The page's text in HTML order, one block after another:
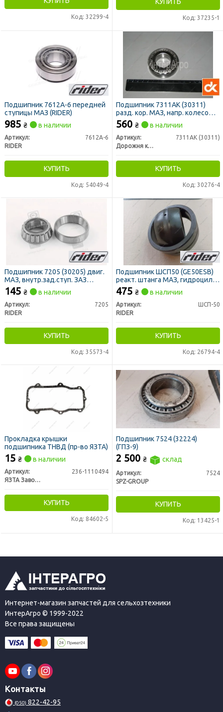
Код: 32299-4
КУПИТЬ
Код: 37235-1
Подшипник 7612А-6 передней
ступицы МАЗ (RIDER)
985 ₴ в наличии
Артикул:
7612А-6
RIDER
КУПИТЬ
Код: 54049-4
Подшипник 7311АК (30311)
разд. кор. МАЗ, напр. колесо
ДТ-75, Т-150 (ДК)
560 ₴ в наличии
Артикул:
7311АК (30311)
Дорожня карта
КУПИТЬ
Код: 30276-4
Подшипник 7205 (30205) двиг.
МАЗ, внутр.зад.ступ. ЗАЗ
(RIDER)
145 ₴ в наличии
Артикул:
7205
RIDER
КУПИТЬ
Код: 35573-4
Подшипник ШСП50 (GE50ESB)
реакт. штанга МАЗ, гидроцил.
пов. и подъема К-701 (RIDER)
475 ₴ в наличии
Артикул:
ШСП-50
RIDER
КУПИТЬ
Код: 26794-4
Прокладка крышки
подшипника ТНВД (пр-во ЯЗТА)
15 ₴ в наличии
Артикул:
236-1110494
ЯЗТА Завод, г.Ярославль
КУПИТЬ
Код: 84602-5
Подшипник 7524 (32224)
(ГПЗ-9)
2 500 ₴ склад
Артикул:
7524
SPZ-GROUP
КУПИТЬ
Код: 13425-1
Интернет-магазин запчастей для сельхозтехники
ИнтерАгро © 1999-2022
Все права защищены
Контакты
(050) 822-42-95